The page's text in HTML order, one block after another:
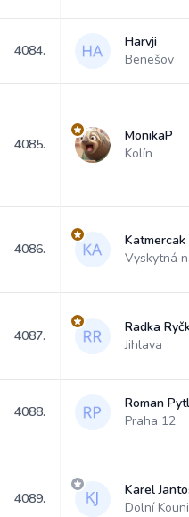
4084.
Harvji
Benešov
4085.
MonikaP
Kolín
4086.
Katmercak
Vyskytná
4087.
Radka
Jihlava
4088.
Roman
Praha 12
4089.
Karel
Dolní